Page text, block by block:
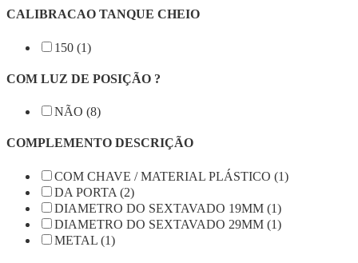
CALIBRACAO TANQUE CHEIO
150 (1)
COM LUZ DE POSIÇÃO ?
NÃO (8)
COMPLEMENTO DESCRIÇÃO
COM CHAVE / MATERIAL PLÁSTICO (1)
DA PORTA (2)
DIAMETRO DO SEXTAVADO 19MM (1)
DIAMETRO DO SEXTAVADO 29MM (1)
METAL (1)